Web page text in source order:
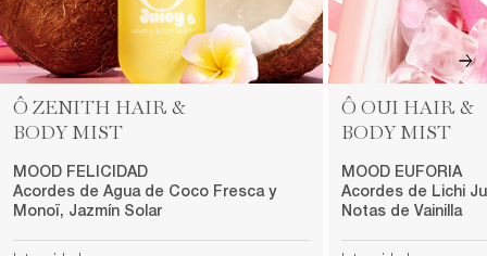
Ô ZENITH HAIR &
BODY MIST
MOOD FELICIDAD​
Acordes de Agua de Coco Fresca y
Monoï, Jazmín Solar
Ô OUI HAIR &
BODY MIST
MOOD EUFORIA​
Acordes de Lichi
Notas de Vainilla